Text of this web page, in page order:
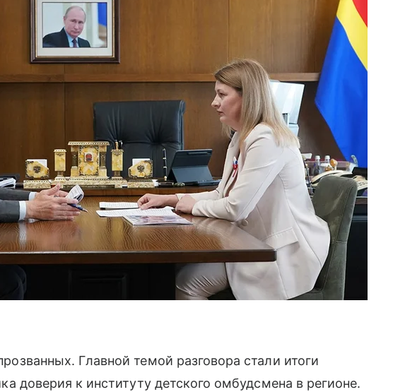
Главной темой разговора стали итоги
доверия к институту детского омбудсмена в регионе.